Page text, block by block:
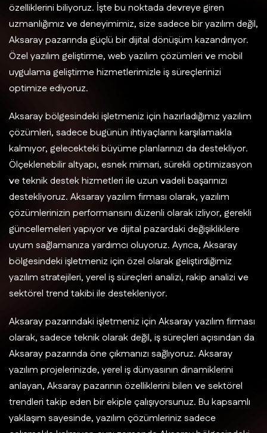
özelliklerini biliyoruz. İşte bu noktada devreye giren
uzmanlığımız ve deneyimimiz, size sadece bir yazılım değil,
Aksaray pazarında güçlü bir dijital dönüşüm kazandırıyor.
Özel yazılım geliştirme, web yazılım çözümleri ve mobil
uygulama geliştirme hizmetlerimizle iş süreçlerinizi
optimize ediyoruz.
Aksaray bölgesindeki işletmeniz için hazırladığımız yazılım
çözümleri, sadece bugünün ihtiyaçlarını karşılamakla
kalmıyor, gelecekteki büyüme planlarınızı da destekliyor.
Ölçeklenebilir altyapı, esnek mimari, sürekli optimizasyon
ve teknik destek hizmetleri ile uzun vadeli başarınızı
destekliyoruz. Aksaray yazılım firması olarak, yazılım
çözümlerinizin performansını düzenli olarak izliyor, gerekli
güncellemeleri yapıyor ve dijital pazardaki değişikliklere
uyum sağlamanıza yardımcı oluyoruz. Ayrıca, Aksaray
bölgesindeki işletmeniz için özel olarak geliştirdiğimiz
yazılım stratejileri, yerel iş süreçleri analizi, rakip analizi ve
sektörel trend takibi ile destekleniyor.
Aksaray pazarındaki işletmeniz için Aksaray yazılım firması
olarak, sadece teknik olarak değil, iş süreçleri açısından da
Aksaray pazarında öne çıkmanızı sağlıyoruz. Aksaray
yazılım projelerinizde, yerel iş dünyasının dinamiklerini
anlayan, Aksaray pazarının özelliklerini bilen ve sektörel
trendleri takip eden bir ekiple çalışıyorsunuz. Bu kapsamlı
yaklaşım sayesinde, yazılım çözümleriniz sadece